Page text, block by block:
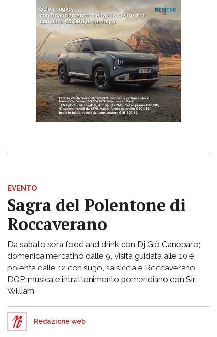
EVENTO
Sagra del Polentone di
Roccaverano
Da sabato sera food and drink con Dj Giò Caneparo;
domenica mercatino dalle 9, visita guidata alle 10 e
polenta dalle 12 con sugo, salsiccia e Roccaverano
DOP, musica e intrattenimento pomeridiano con Sir
William
Redazione web